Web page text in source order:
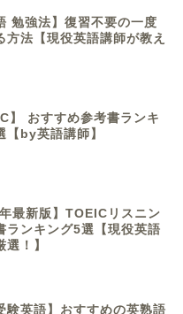
勉強法】復習不要の一度
方法【現役英語講師が教え
】 おすすめ参考書ランキ
【by英語講師】
年最新版】TOEICリスニン
ランキング5選【現役英語
選！】
験英語】おすすめの英熟語